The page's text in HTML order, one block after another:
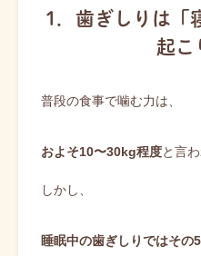
1．歯ぎしりは「
起こ
普段の食事で噛む力は、
およそ10〜30kg程度と言
しかし、
睡眠中の歯ぎしりではその5